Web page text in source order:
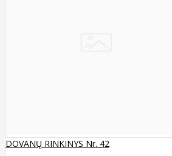
DOVANŲ RINKINYS Nr. 42